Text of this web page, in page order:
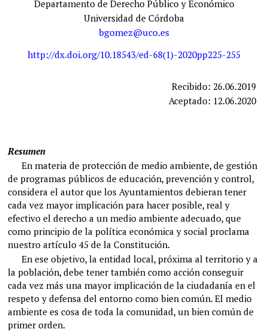
Departamento de Derecho Público y Económico
Universidad de Córdoba
bgomez@uco.es
http://dx.doi.org/10.18543/ed-68(1)-2020pp225-255
Recibido: 26.06.2019
Aceptado: 12.06.2020
Resumen
En materia de protección de medio ambiente, de gestión
de programas públicos de educación, prevención y control,
considera el autor que los Ayuntamientos debieran tener
cada vez mayor implicación para hacer posible, real y
efectivo el derecho a un medio ambiente adecuado, que
como principio de la política económica y social proclama
nuestro artículo 45 de la Constitución.
En ese objetivo, la entidad local, próxima al territorio y a
la población, debe tener también como acción conseguir
cada vez más una mayor implicación de la ciudadanía en el
respeto y defensa del entorno como bien común. El medio
ambiente es cosa de toda la comunidad, un bien común de
primer orden.